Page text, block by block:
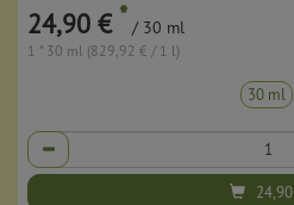
24,90 € * / 30 ml
1 * 30 ml (829,92 € / 1 l)
30 ml
Anzahl
24,90